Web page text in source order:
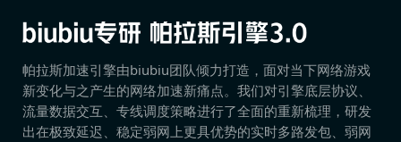
帕拉斯加速引擎由biubiu团队倾力打造，面对当下网络游戏
新变化与之产生的网络加速新痛点。我们对引擎底层协议、
流量数据交互、专线调度策略进行了全面的重新梳理，研发
出在极致延迟、稳定弱网上更具优势的实时多路发包、弱网